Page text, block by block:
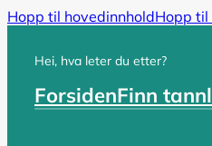
Hopp til hovedinnholdHopp
Hei, hva leter du etter?
ForsidenFinn